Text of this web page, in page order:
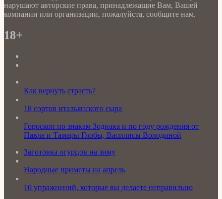
нарушают авторские права, принадлежащие Вам, Вашей
компании или организации, пожалуйста, сообщите нам.
18+
Как вернуть страсть?
18 сортов итальянского сыра
Гороскоп по знакам Зодиака и по году рождения от
Павла и Тамары Глобы, Василисы Володиной
Заготовка огурцов на зиму
Народные приметы на апрель
10 упражнений, которые вы делаете неправильно